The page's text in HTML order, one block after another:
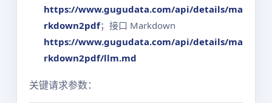
https://www.gugudata.com/api/details/ma
rkdown2pdf；接口 Markdown
https://www.gugudata.com/api/details/ma
rkdown2pdf/llm.md
关键请求参数：